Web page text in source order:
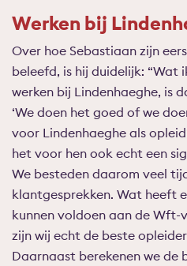
Werken bij
Over hoe Sebastiaan zijn
beleefd, is hij duidelijk: “Wat
werken bij Lindenhaeghe, is
‘We doen het goed of we
voor Lindenhaeghe als
het voor hen ook echt een
We besteden daarom veel
klantgesprekken. Wat heeft
kunnen voldoen aan de Wft-
zijn wij echt de beste
Daarnaast berekenen we de